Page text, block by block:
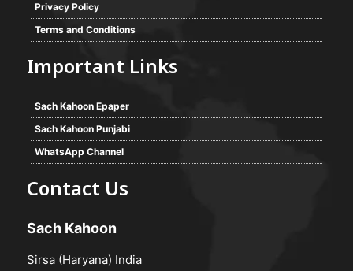
Privacy Policy
Terms and Conditions
Important Links
Sach Kahoon Epaper
Sach Kahoon Punjabi
WhatsApp Channel
Contact Us
Sach Kahoon
Sirsa (Haryana) India